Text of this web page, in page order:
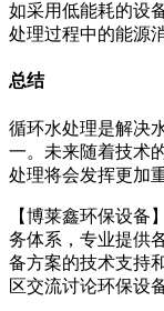
如采用低能耗的设
处理过程中的能源
总结
循环水处理是解决
一。未来随着技术
处理将会发挥更加
【博莱鑫环保设备
务体系，专业提供
备方案的技术支持
区交流讨论环保设